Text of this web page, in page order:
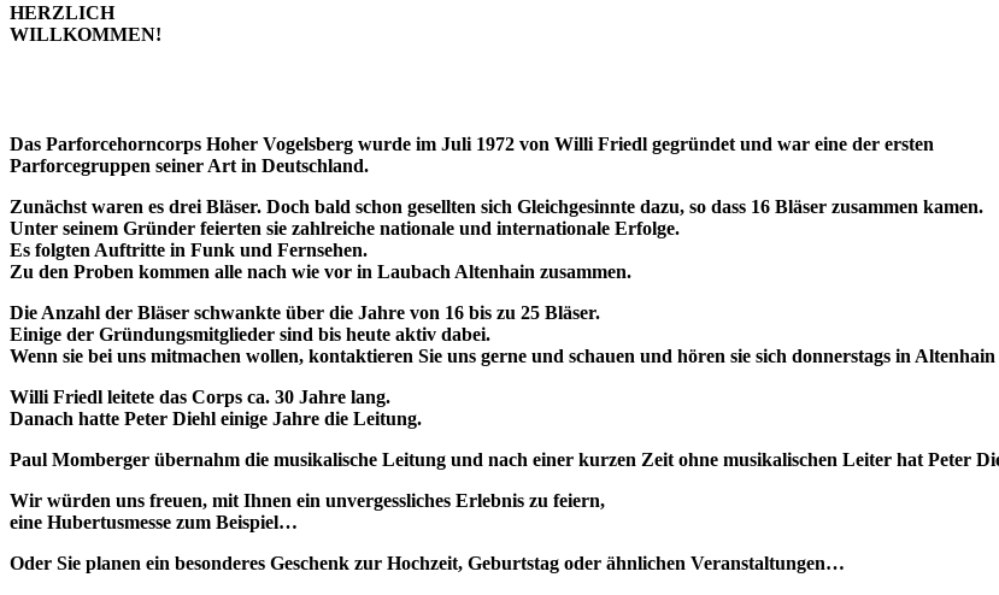
HERZLICH
WILLKOMMEN!
Das Parforcehorncorps Hoher Vogelsberg wurde im Juli 1972 von Willi Friedl gegründet und war eine der ersten
Parforcegruppen seiner Art in Deutschland.
Zunächst waren es drei Bläser. Doch bald schon gesellten sich Gleichgesinnte dazu, so dass 16 Bläser zusammen kamen.
Unter seinem Gründer feierten sie zahlreiche nationale und internationale Erfolge.
Es folgten Auftritte in Funk und Fernsehen.
Zu den Proben kommen alle nach wie vor in Laubach Altenhain zusammen.
Die Anzahl der Bläser schwankte über die Jahre von 16 bis zu 25 Bläser.
Einige der Gründungsmitglieder sind bis heute aktiv dabei.
Wenn sie bei uns mitmachen wollen, kontaktieren Sie uns gerne und schauen und hören sie sich donnerstags in
Willi Friedl leitete das Corps ca. 30 Jahre lang.
Danach hatte Peter Diehl einige Jahre die Leitung.
Paul Momberger übernahm die musikalische Leitung und nach einer kurzen Zeit ohne musikalischen Leiter hat Peter
Wir würden uns freuen, mit Ihnen ein unvergessliches Erlebnis zu feiern,
eine Hubertusmesse zum Beispiel…
Oder Sie planen ein besonderes Geschenk zur Hochzeit, Geburtstag oder ähnlichen Veranstaltungen…